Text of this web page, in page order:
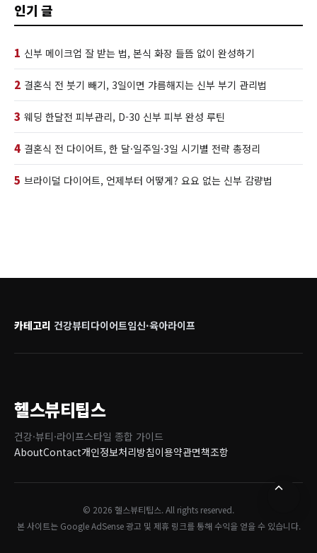
인기 글
1 신부 메이크업 잘 받는 법, 본식 화장 들뜸 없이 완성하기
2 결혼식 전 붓기 빼기, 3일이면 갸름해지는 신부 부기 관리법
3 웨딩 한달전 피부관리, D-30 신부 피부 완성 루틴
4 결혼식 전 다이어트, 한 달·일주일·3일 시기별 전략 총정리
5 브라이덜 다이어트, 언제부터 어떻게? 요요 없는 신부 감량법
카테고리 건강뷰티다이어트임신·육아라이프
헬스뷰티팁스
건강·뷰티·라이프스타일 종합 가이드
AboutContact개인정보처리방침이용약관면책조항
© 2026 헬스뷰티팁스. All rights reserved.
본 사이트는 Google AdSense 광고 및 제휴 링크를 통해 수익을 얻을 수 있습니다.